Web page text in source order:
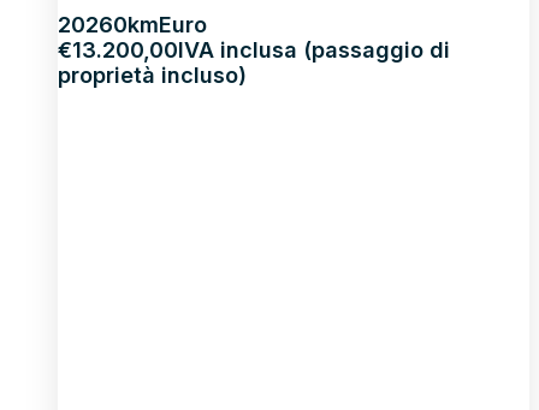
20260kmEuro
€13.200,00IVA inclusa (passaggio di
proprietà incluso)